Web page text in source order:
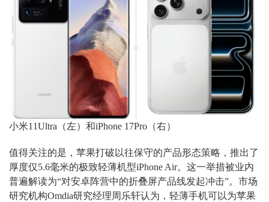
小米11Ultra（左）和iPhone 17Pro（右）
值得关注的是，苹果打破以往保守的产品形态策略，推出了
厚度仅5.6毫米的极致轻薄机型iPhone Air。这一举措被业内
普遍解读为“对安卓阵营中的折叠屏产品线发起冲击”。市场
研究机构Omdia研究经理周乐轩认为，轻薄手机可以为苹果